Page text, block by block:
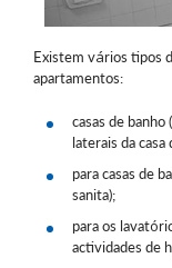
Existem vários tipos
apartamentos:
casas de banho
laterais da casa
para casas de
sanita);
para os
actividades de